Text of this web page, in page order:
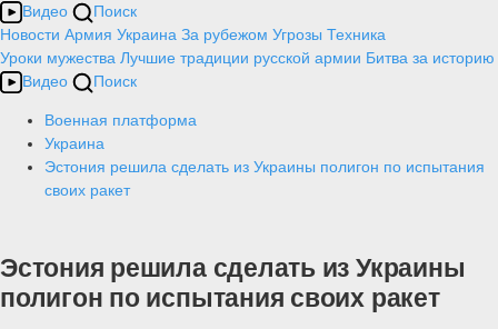
Видео
Поиск
Новости Армия Украина За рубежом Угрозы Техника
Уроки мужества Лучшие традиции русской армии Битва за историю
Видео
Поиск
Военная платформа
Украина
Эстония решила сделать из Украины полигон по испытания
своих ракет
Эстония решила сделать из Украины
полигон по испытания своих ракет